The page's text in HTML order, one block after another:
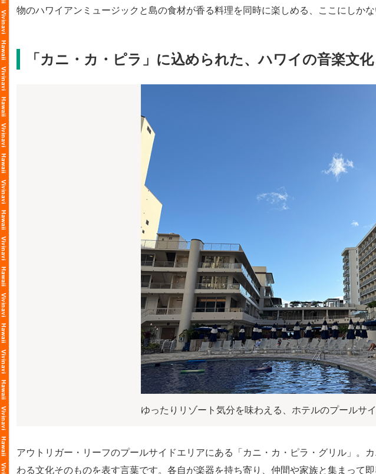
物のハワイアンミュージックと島の食材が香る料理を同時に楽しめる、ここにしかな
「カニ・カ・ピラ」に込められた、ハワイの音楽文
ゆったりリゾート気分を味わえる、ホテルのプールサ
アウトリガー・リーフのプールサイドエリアにある「カニ・カ・ピラ・グリル」。
わる文化そのものを表す言葉です。各自が楽器を持ち寄り、仲間や家族と集まって